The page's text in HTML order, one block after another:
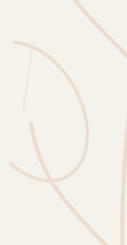
Düngeberater
Challenges
Wusstest du?
Sammlungen
Selber machen
Glossar